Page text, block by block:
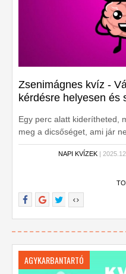
Zsenimágnes kvíz -
kérdésre helyesen és
Egy perc alatt kiderítheted,
meg a dicsőséget, ami jár
NAPI KVÍZEK |
AGYKARBANTARTÓ